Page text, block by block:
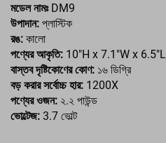
মডেল নামঃ DM9
উপাদান: প্লাস্টিক
রঙ: কালো
পণ্যের আকৃতি: 10"H x 7.1"W x 6.5"L
বাস্তব দৃষ্টিকোণের কোণ: ১৬ ডিগ্রি
বড় করার সর্বোচ্চ হার: 1200X
পণ্যের ওজন: ২.২ পাউন্ড
ভোল্টেজ: 3.7 ভোল্ট